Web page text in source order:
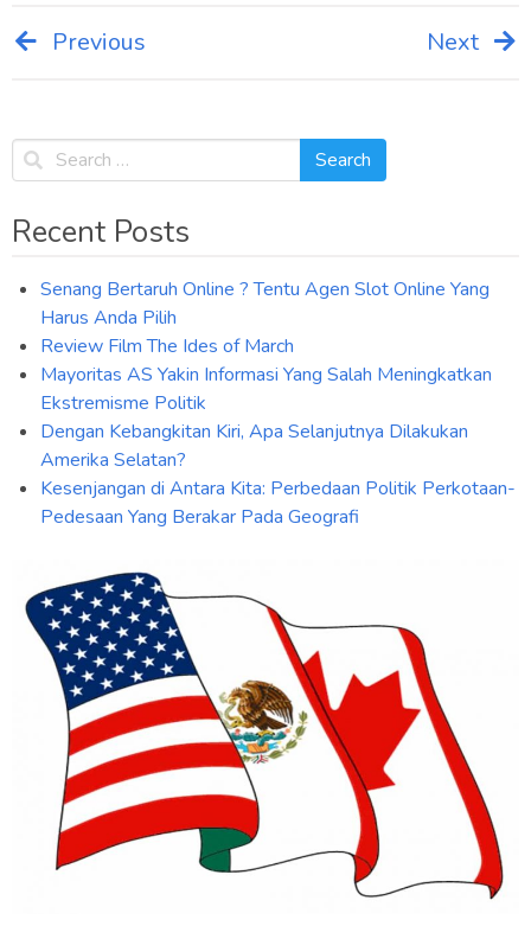
Post
navigation
Previous Next
Recent Posts
Senang Bertaruh Online ? Tentu Agen Slot Online Yang
Harus Anda Pilih
Review Film The Ides of March
Mayoritas AS Yakin Informasi Yang Salah Meningkatkan
Ekstremisme Politik
Dengan Kebangkitan Kiri, Apa Selanjutnya Dilakukan
Amerika Selatan?
Kesenjangan di Antara Kita: Perbedaan Politik Perkotaan-
Pedesaan Yang Berakar Pada Geografi